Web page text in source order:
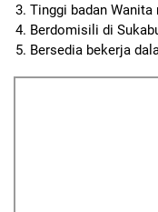
Tinggi badan Wanita
Berdomisili di
Bersedia bekerja